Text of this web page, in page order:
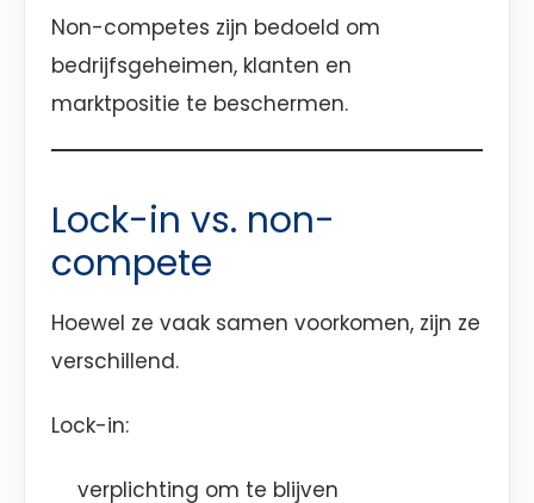
Non-competes zijn bedoeld om
bedrijfsgeheimen, klanten en
marktpositie te beschermen.
Lock-in vs. non-
compete
Hoewel ze vaak samen voorkomen, zijn ze
verschillend.
Lock-in:
verplichting om te blijven